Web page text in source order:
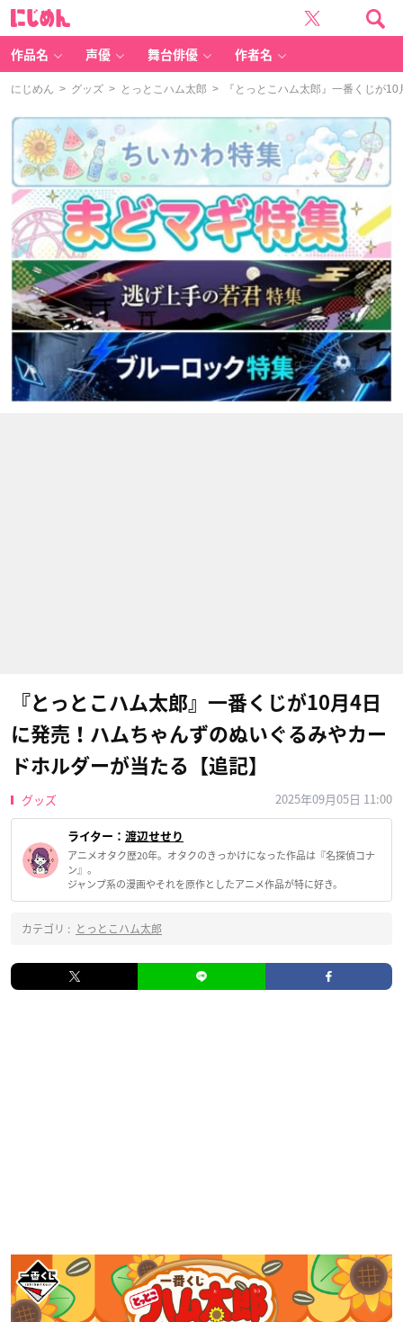
作品名 声優 舞台俳優 作者名
にじめん > グッズ > とっとこハム太郎 > 『とっとこハム太郎』一番くじが10
『とっとこハム太郎』一番くじが10月4日
に発売！ハムちゃんずのぬいぐるみやカー
ドホルダーが当たる【追記】
グッズ 2025年09月05日 11:00
ライター： 渡辺せせり
アニメオタク歴20年。オタクのきっかけになった作品は『名探偵コナ
ン』。
ジャンプ系の漫画やそれを原作としたアニメ作品が特に好き。
カテゴリ : とっとこハム太郎